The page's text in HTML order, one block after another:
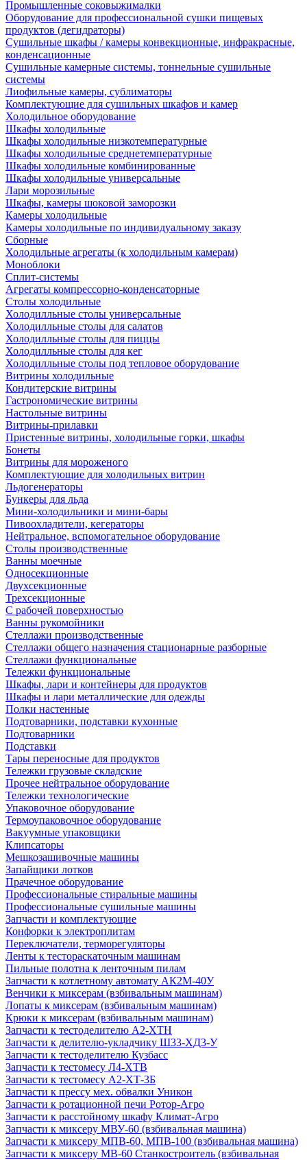
Промышленные соковыжималки
Оборудование для профессиональной сушки пищевых
продуктов (дегидраторы)
Сушильные шкафы / камеры конвекционные, инфракрасные,
конденсационные
Сушильные камерные системы, тоннельные сушильные
системы
Лиофильные камеры, сублиматоры
Комплектующие для сушильных шкафов и камер
Холодильное оборудование
Шкафы холодильные
Шкафы холодильные низкотемпературные
Шкафы холодильные среднетемпературные
Шкафы холодильные комбинированные
Шкафы холодильные универсальные
Лари морозильные
Шкафы, камеры шоковой заморозки
Камеры холодильные
Камеры холодильные по индивидуальному заказу
Сборные
Холодильные агрегаты (к холодильным камерам)
Моноблоки
Сплит-системы
Агрегаты компрессорно-конденсаторные
Столы холодильные
Холодилльные столы универсальные
Холодилльные столы для салатов
Холодилльные столы для пиццы
Холодилльные столы для кег
Холодилльные столы под тепловое оборудование
Витрины холодильные
Кондитерские витрины
Гастрономические витрины
Настольные витрины
Витрины-прилавки
Пристенные витрины, холодильные горки, шкафы
Бонеты
Витрины для мороженого
Комплектующие для холодильных витрин
Льдогенераторы
Бункеры для льда
Мини-холодильники и мини-бары
Пивоохладители, кегераторы
Нейтральное, вспомогательное оборудование
Столы производственные
Ванны моечные
Односекционные
Двухсекционные
Трехсекционные
С рабочей поверхностью
Ванны рукомойники
Стеллажи производственные
Стеллажи общего назначения стационарные разборные
Стеллажи функциональные
Тележки функциональные
Шкафы, лари и контейнеры для продуктов
Шкафы и лари металлические для одежды
Полки настенные
Подтоварники, подставки кухонные
Подтоварники
Подставки
Тары переносные для продуктов
Тележки грузовые складские
Прочее нейтральное оборудование
Тележки технологические
Упаковочное оборудование
Термоупаковочное оборудование
Вакуумные упаковщики
Клипсаторы
Мешкозашивочные машины
Запайщики лотков
Прачечное оборудование
Профессиональные стиральные машины
Профессиональные сушильные машины
Запчасти и комплектующие
Конфорки к электроплитам
Переключатели, терморегуляторы
Ленты к тестораскаточным машинам
Пильные полотна к ленточным пилам
Запчасти к котлетному автомату АК2М-40У
Венчики к миксерам (взбивальным машинам)
Лопаты к миксерам (взбивальным машинам)
Крюки к миксерам (взбивальным машинам)
Запчасти к тестоделителю А2-ХТН
Запчасти к делителю-укладчику Ш33-ХД3-У
Запчасти к тестоделителю Кузбасс
Запчасти к тестомесу Л4-ХТВ
Запчасти к тестомесу А2-ХТ-3Б
Запчасти к прессу мех. обвалки Уникон
Запчасти к ротационной печи Ротор-Агро
Запчасти к расстойному шкафу Климат-Агро
Запчасти к миксеру МВУ-60 (взбивальная машина)
Запчасти к миксеру МПВ-60, МПВ-100 (взбивальная машина)
Запчасти к миксеру МВ-60 Станкостроитель (взбивальная